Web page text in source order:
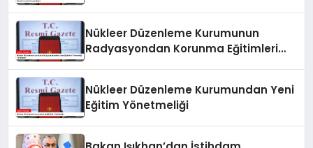
Nükleer Düzenleme Kurumunun
Radyasyondan Korunma Eğitimleri
Nükleer Düzenleme Kurumundan Yeni
Eğitim Yönetmeliği